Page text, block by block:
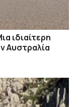
ιδιαίτερη
Αυστραλία